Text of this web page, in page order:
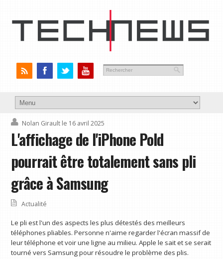
Nolan Girault le 16 avril 2025
L'affichage de l'iPhone Pold
pourrait être totalement sans pli
grâce à Samsung
Actualité
Le pli est l'un des aspects les plus détestés des meilleurs
téléphones pliables. Personne n'aime regarder l'écran massif de
leur téléphone et voir une ligne au milieu. Apple le sait et se serait
tourné vers Samsung pour résoudre le problème des plis.